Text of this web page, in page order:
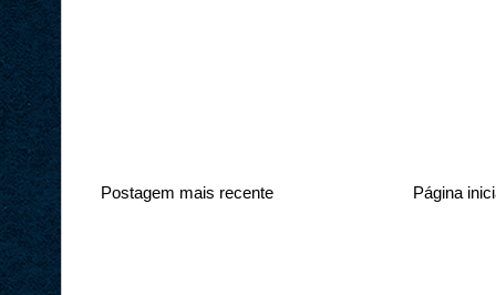
Postagem mais recente Página